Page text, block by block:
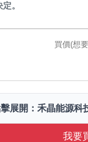
。
買價(想
展開：禾晶能源科
我要